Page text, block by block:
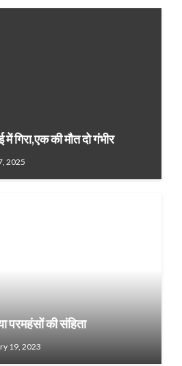
गिरा,एक की मौत दो गंभीर
2025
परमहंसों की संहिता
19, 2023